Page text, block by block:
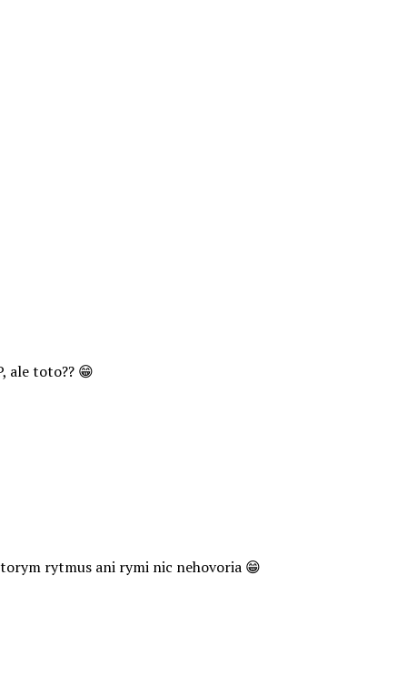
ale toto?? 😁
rytmus ani rymi nic nehovoria 😁